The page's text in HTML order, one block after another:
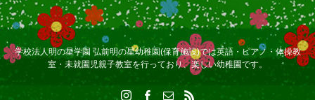
学校法人明の星学園 弘前明の星幼稚園(保育施設)では英語・ピアノ・体操教
室・未就園児親子教室を行っており、楽しい幼稚園です。